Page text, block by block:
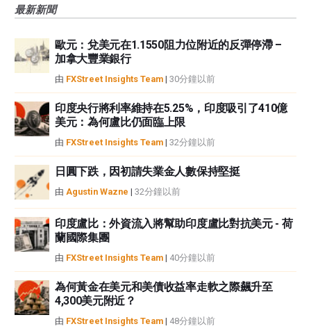
觀點，並不代表FXStreet或其廣告商的官方政策或立場。作者不對本頁連結的
如果文章正文中沒有明確提到，在撰寫本文時，作者在本文中提到的任何股票
中都沒有頭寸，也沒有與文中提到的任何公司有業務關係。除了FXStreet，作
者沒有收到撰寫這篇文章的報酬。
性不作任何陳述。FXStreet和作者將不承擔任何錯誤，遺漏或任何損失，傷害
或損害由此資訊及其顯示或使用引起的。錯誤和遺漏除外。本文作者和
FXStreet並非註冊投資顧問，本文內容無意提供任何投資建議。
最新新聞
歐元：兌美元在1.1550阻力位附近的反彈停滯 –
加拿大豐業銀行
由 FXStreet Insights Team | 30分鐘以前
印度央行將利率維持在5.25%，印度吸引了410億
美元：為何盧比仍面臨上限
由 FXStreet Insights Team | 32分鐘以前
日圓下跌，因初請失業金人數保持堅挺
由 Agustin Wazne | 32分鐘以前
印度盧比：外資流入將幫助印度盧比對抗美元 - 荷
蘭國際集團
由 FXStreet Insights Team | 40分鐘以前
為何黃金在美元和美債收益率走軟之際飆升至
4,300美元附近？
由 FXStreet Insights Team | 48分鐘以前